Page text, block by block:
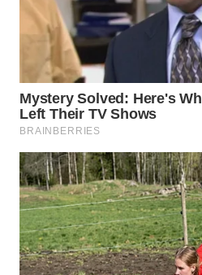
TAPANULI
TENGAH
WN DELI
SERDANG
WN
TINGGI
WN
PAKPAK
WN